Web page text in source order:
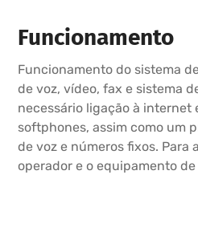
Funcionamento
Funcionamento do sistema
de voz, vídeo, fax e sistema
necessário ligação à internet
softphones, assim como um
de voz e números fixos. Para
operador e o equipamento